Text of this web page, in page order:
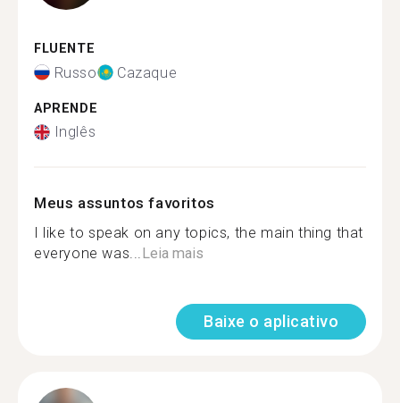
FLUENTE
Russo Cazaque
APRENDE
Inglês
Meus assuntos favoritos
I like to speak on any topics, the main thing that
everyone was...Leia mais
Baixe o aplicativo